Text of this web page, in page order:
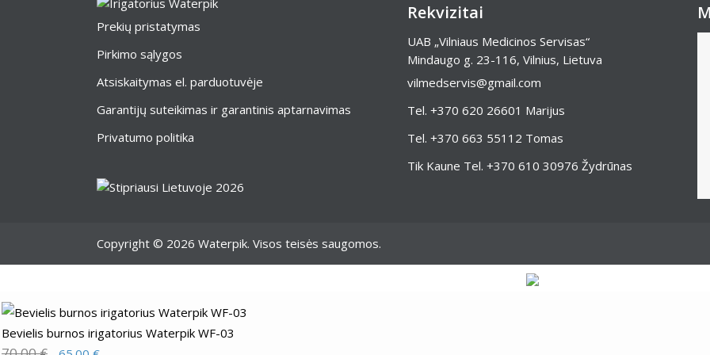
Prekių pristatymas
Pirkimo sąlygos
Atsiskaitymas el. parduotuvėje
Garantijų suteikimas ir garantinis aptarnavimas
Privatumo politika
Rekvizitai
UAB „Vilniaus Medicinos Servisas“
Mindaugo g. 23-116, Vilnius, Lietuva
vilmedservis@gmail.com
Tel. +370 620 26601 Marijus
Tel. +370 663 55112 Tomas
Tik Kaune Tel. +370 610 30976 Žydrūnas
Copyright © 2026 Waterpik. Visos teisės saugomos.
Bevielis burnos irigatorius Waterpik WF-03